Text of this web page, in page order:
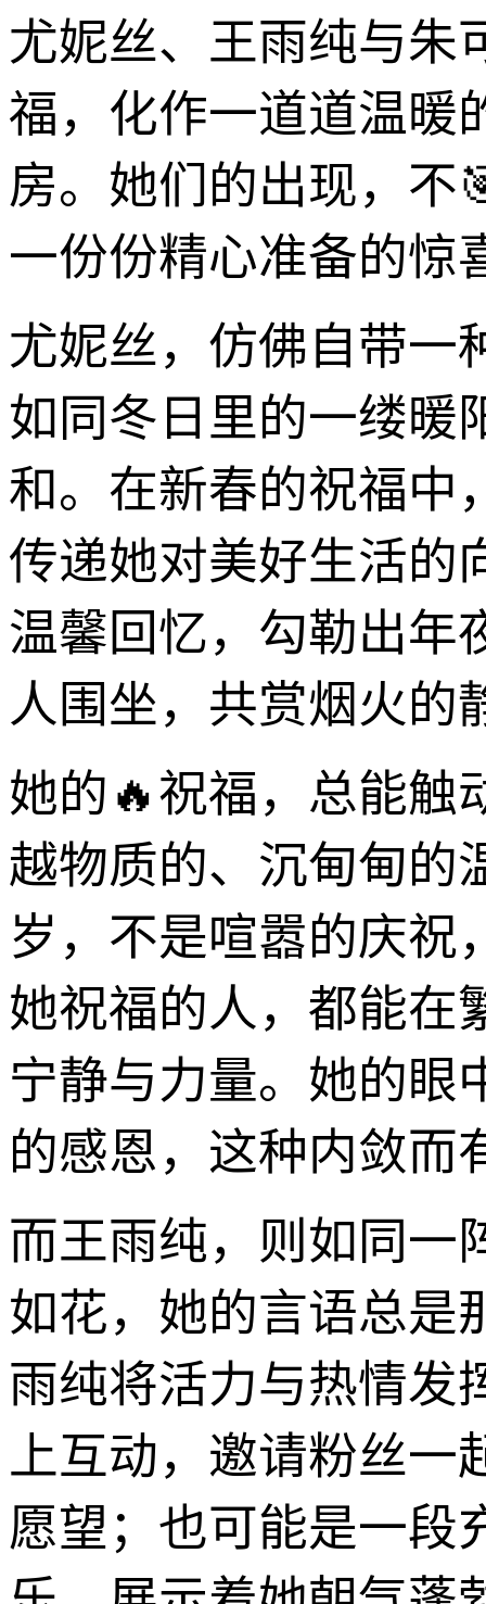
尤妮丝、王雨纯与朱
福，化作一道道温暖
房。她们的出现，不
一份份精心准备的惊
尤妮丝，仿佛自带一
如同冬日里的一缕暖
和。在新春的祝福中
传递她对美好生活的
温馨回忆，勾勒出年
人围坐，共赏烟火的
她的🔥祝福，总能触
越物质的、沉甸甸的
岁，不是喧嚣的庆祝
她祝福的人，都能在
宁静与力量。她的眼
的感恩，这种内敛而
而王雨纯，则如同一
如花，她的言语总是
雨纯将活力与热情发
上互动，邀请粉丝一
愿望；也可能是一段